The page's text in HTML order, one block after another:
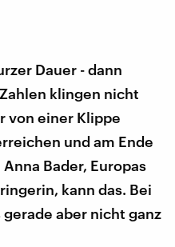
Dauer - dann
klingen nicht
von einer Klippe
und am Ende
Bader, Europas
kann das. Bei
aber nicht ganz